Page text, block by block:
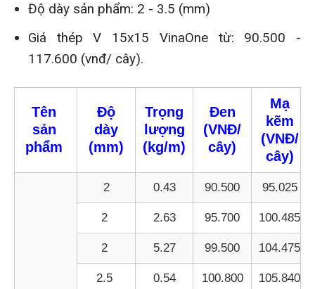
Độ dày sản phẩm: 2 - 3.5 (mm)
Giá thép V 15x15 VinaOne từ: 90.500 -
117.600 (vnđ/ cây).
Tên
sản
phẩm
Độ
dày
(mm)
Trọng
lượng
(kg/m)
Đen
(VNĐ/
cây)
Mạ
kẽm
(VNĐ/
cây)
2 0.43 90.500 95.025
2 2.63 95.700 100.485
2 5.27 99.500 104.475
2.5 0.54 100.800 105.840